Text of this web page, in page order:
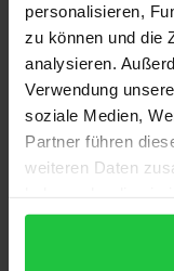
personalisieren,
zu können und die
analysieren.
Verwendung
soziale Medien,
Partner führen
weiteren Daten
gesammelt haben.
Auflagen und
des
Unternehmen.
Die